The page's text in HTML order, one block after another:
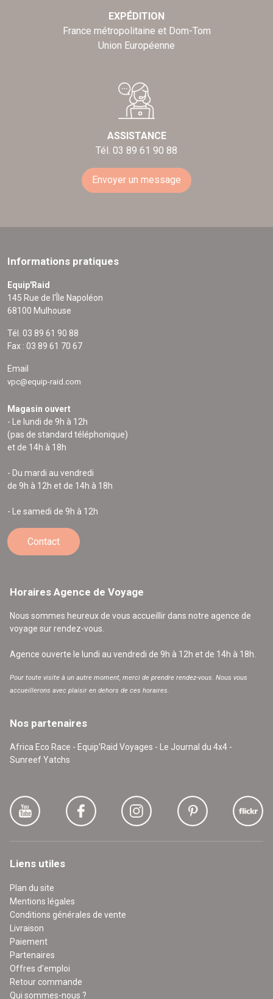
EXPÉDITION
France métropolitaine et Dom-Tom
Union Européenne
ASSISTANCE
Tél. 03 89 61 90 88
Envoyer un message
Informations pratiques
Equip'Raid
145 Rue de l'Île Napoléon
68100 Mulhouse
Tél. 03 89 61 90 88
Fax : 03 89 61 70 67
Email
vpc@equip-raid.com
Magasin ouvert
- Le lundi de 9h à 12h
(pas de standard téléphonique)
et de 14h à 18h
- Du mardi au vendredi
de 9h à 12h et de 14h à 18h
- Le samedi de 9h à 12h
Contact
Horaires Agence de Voyage
Nous sommes heureux de vous accueillir dans notre agence de
voyage sur rendez-vous.
Agence ouverte le lundi au vendredi de 9h à 12h et de 14h à 18h.
Pour toute visite à un autre moment, merci de prendre rendez-vous. Nous vous
accueillerons avec plaisir en dehors de ces horaires.
Nos partenaires
Africa Eco Race - Equip'Raid Voyages - Le Journal du 4x4 -
Sunreef Yatchs
Liens utiles
Plan du site
Mentions légales
Conditions générales de vente
Livraison
Paiement
Partenaires
Offres d'emploi
Retour commande
Qui sommes-nous ?